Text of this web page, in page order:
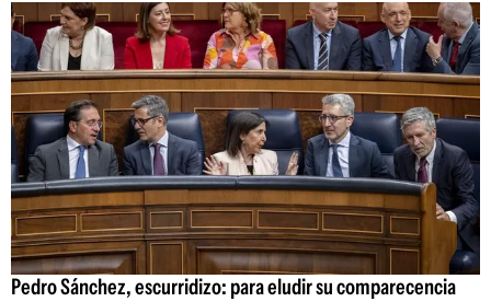
Pedro Sánchez, escurridizo: para eludir su comparecencia